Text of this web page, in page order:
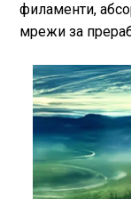
филаменти,
мрежи за